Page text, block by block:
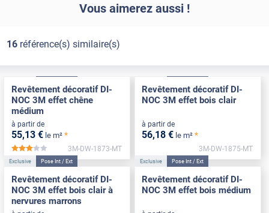
Vous aimerez aussi !
16référence(s) similaire(s)
Revêtement décoratif DI-
NOC 3M effet chêne
médium
à partir de
55,13 € le m² *
*****
3M-DW-1873-MT
Revêtement décoratif DI-
NOC 3M effet bois clair
à partir de
56,18 € le m² *
3M-DW-1875-MT
Exclusive Pose Int / Ext
Revêtement décoratif DI-
NOC 3M effet bois clair à
nervures marrons
Exclusive Pose Int / Ext
Revêtement décoratif DI-
NOC 3M effet bois médium